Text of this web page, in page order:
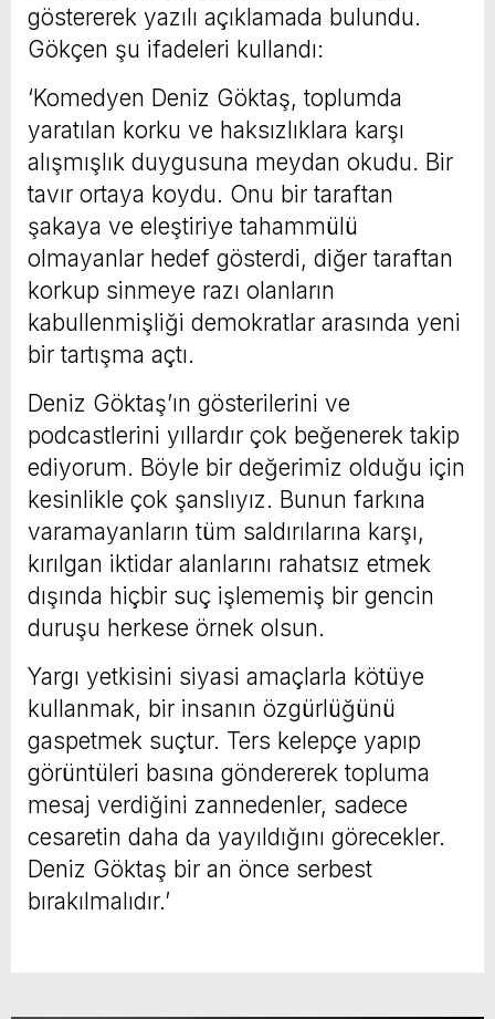
göstererek yazılı açıklamada bulundu.
Gökçen şu ifadeleri kullandı:
‘Komedyen Deniz Göktaş, toplumda
yaratılan korku ve haksızlıklara karşı
alışmışlık duygusuna meydan okudu. Bir
tavır ortaya koydu. Onu bir taraftan
şakaya ve eleştiriye tahammülü
olmayanlar hedef gösterdi, diğer taraftan
korkup sinmeye razı olanların
kabullenmişliği demokratlar arasında yeni
bir tartışma açtı.
Deniz Göktaş’ın gösterilerini ve
podcastlerini yıllardır çok beğenerek takip
ediyorum. Böyle bir değerimiz olduğu için
kesinlikle çok şanslıyız. Bunun farkına
varamayanların tüm saldırılarına karşı,
kırılgan iktidar alanlarını rahatsız etmek
dışında hiçbir suç işlememiş bir gencin
duruşu herkese örnek olsun.
Yargı yetkisini siyasi amaçlarla kötüye
kullanmak, bir insanın özgürlüğünü
gaspetmek suçtur. Ters kelepçe yapıp
görüntüleri basına göndererek topluma
mesaj verdiğini zannedenler, sadece
cesaretin daha da yayıldığını görecekler.
Deniz Göktaş bir an önce serbest
bırakılmalıdır.’